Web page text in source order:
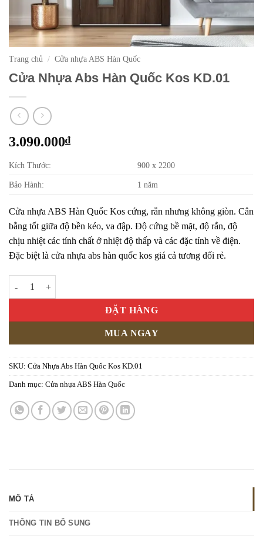
Trang chủ / Cửa nhựa ABS Hàn Quốc
Cửa Nhựa Abs Hàn Quốc Kos KD.01
3.090.000₫
Kích Thước: 900 x 2200
Bảo Hành: 1 năm
Cửa nhựa ABS Hàn Quốc Kos cứng, rắn nhưng không giòn. Cân
bằng tốt giữa độ bền kéo, va đập. Độ cứng bề mặt, độ rắn, độ
chịu nhiệt các tính chất ở nhiệt độ thấp và các đặc tính về điện.
Đặc biệt là cửa nhựa abs hàn quốc kos giá cả tương đối rẻ.
Cửa Nhựa Abs Hàn Quốc Kos KD.01 số lượng
ĐẶT HÀNG
MUA NGAY
SKU: Cửa Nhựa Abs Hàn Quốc Kos KD.01
Danh mục: Cửa nhựa ABS Hàn Quốc
MÔ TẢ
THÔNG TIN BỔ SUNG